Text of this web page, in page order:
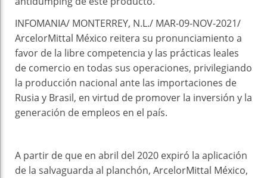
INFOMANIA/ MONTERREY, N.L./ MAR-09-NOV-2021/
ArcelorMittal México reitera su pronunciamiento a
favor de la libre competencia y las prácticas leales
de comercio en todas sus operaciones, privilegiando
la producción nacional ante las importaciones de
Rusia y Brasil, en virtud de promover la inversión y la
generación de empleos en el país.
A partir de que en abril del 2020 expiró la aplicación
de la salvaguarda al planchón, ArcelorMittal México,